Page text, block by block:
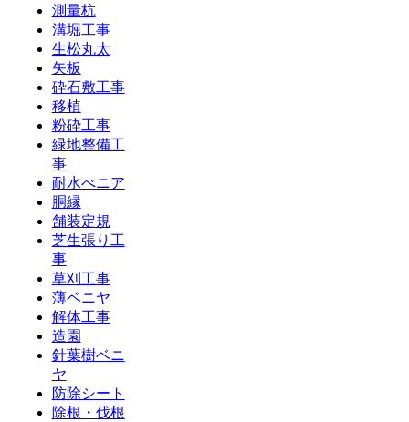
測量杭
溝堀工事
生松丸太
矢板
砕石敷工事
移植
粉砕工事
緑地整備工
事
耐水べニア
胴縁
舗装定規
芝生張り工
事
草刈工事
薄ベニヤ
解体工事
造園
針葉樹ベニ
ヤ
防除シート
除根・伐根